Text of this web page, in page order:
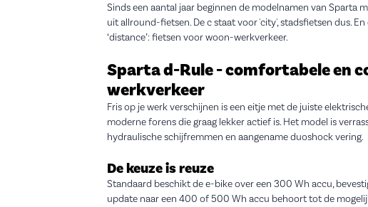
Sinds een aantal jaar beginnen de modelnamen van Sparta
uit allround-fietsen. De c staat voor 'city', stadsfietsen dus.
‘distance’: fietsen voor woon-werkverkeer.
Sparta d-Rule - comfortabele en
werkverkeer
Fris op je werk verschijnen is een eitje met de juiste
moderne forens die graag lekker actief is. Het model is
hydraulische schijfremmen en aangename duoshock vering.
De keuze is reuze
Standaard beschikt de e-bike over een 300 Wh accu,
update naar een 400 of 500 Wh accu behoort tot de